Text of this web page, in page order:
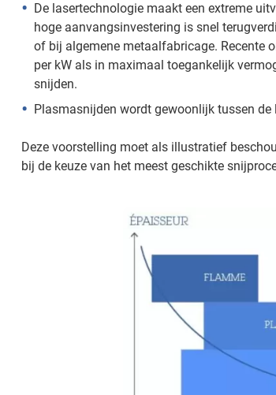
De lasertechnologie maakt een extreme
hoge aanvangsinvestering is snel
of bij algemene metaalfabricage. Recente
per kW als in maximaal toegankelijk
snijden.
Plasmasnijden wordt gewoonlijk tussen de
Deze voorstelling moet als illustratief
bij de keuze van het meest geschikte